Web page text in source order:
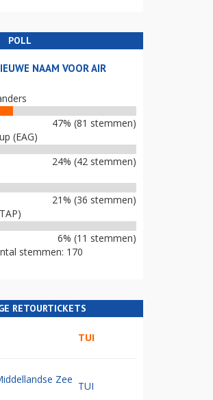
POLL
NAAM VOOR AIR
47% (81 stemmen)
(EAG)
24% (42 stemmen)
21% (36 stemmen)
6% (11 stemmen)
stemmen: 170
RETOURTICKETS
TUI
Zee
TUI